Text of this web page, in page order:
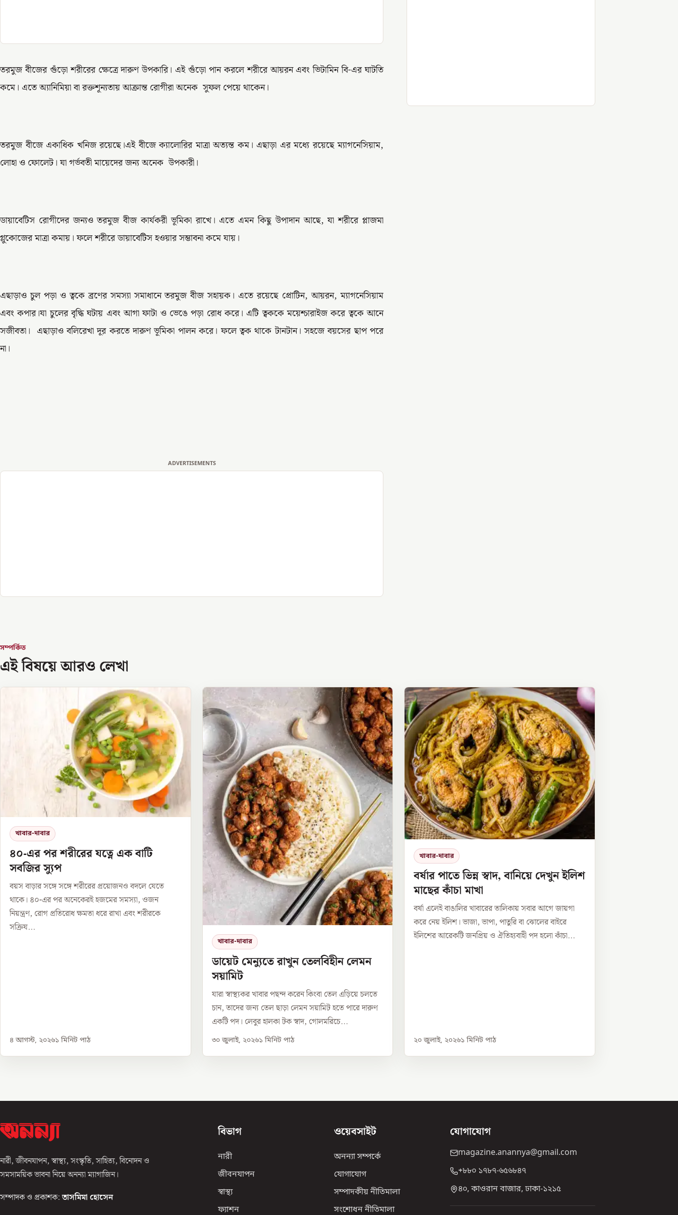
তরমুজ বীজের গুঁড়ো শরীরের ক্ষেত্রে দারুণ উপকারি। এই গুঁড়ো পান করলে শরীরে আয়রন এবং ভিটামিন বি-এর ঘাটতি
কমে। এতে অ্যানিমিয়া বা রক্তশূন্যতায় আক্রান্ত রোগীরা অনেক সুফল পেয়ে থাকেন।
তরমুজ বীজে একাধিক খনিজ রয়েছে।এই বীজে ক্যালোরির মাত্রা অত্যন্ত কম। এছাড়া এর মধ্যে রয়েছে ম্যাগনেসিয়াম,
লোহা ও ফোলেট। যা গর্ভবতী মায়েদের জন্য অনেক উপকারী।
ডায়াবেটিস রোগীদের জন্যও তরমুজ বীজ কার্যকরী ভূমিকা রাখে। এতে এমন কিছু উপাদান আছে, যা শরীরে প্লাজমা
গ্লুকোজের মাত্রা কমায়। ফলে শরীরে ডায়াবেটিস হওয়ার সম্ভাবনা কমে যায়।
এছাড়াও চুল পড়া ও ত্বকে ব্রণের সমস্যা সমাধানে তরমুজ বীজ সহায়ক। এতে রয়েছে প্রোটিন, আয়রন, ম্যাগনেসিয়াম
এবং কপার।যা চুলের বৃদ্ধি ঘটায় এবং আগা ফাটা ও ভেঙে পড়া রোধ করে। এটি ত্বককে ময়েশ্চারাইজ করে ত্বকে আনে
সজীবতা। এছাড়াও বলিরেখা দূর করতে দারুণ ভূমিকা পালন করে। ফলে ত্বক থাকে টানটান। সহজে বয়সের ছাপ পরে
না।
ADVERTISEMENTS
সম্পর্কিত
এই বিষয়ে আরও লেখা
খাবার-দাবার
৪০-এর পর শরীরের যত্নে এক বাটি
সবজির স্যুপ
বয়স বাড়ার সঙ্গে সঙ্গে শরীরের প্রয়োজনও বদলে যেতে
থাকে। ৪০-এর পর অনেকেরই হজমের সমস্যা, ওজন
নিয়ন্ত্রণ, রোগ প্রতিরোধ ক্ষমতা ধরে রাখা এবং শরীরকে
সক্রিয...
৪ আগস্ট, ২০২৬১ মিনিট পাঠ
খাবার-দাবার
ডায়েট মেন্যুতে রাখুন তেলবিহীন লেমন
সয়ামিট
যারা স্বাস্থ্যকর খাবার পছন্দ করেন কিংবা তেল এড়িয়ে চলতে
চান, তাদের জন্য তেল ছাড়া লেমন সয়ামিট হতে পারে দারুণ
একটি পদ। লেবুর হালকা টক স্বাদ, গোলমরিচে...
৩০ জুলাই, ২০২৬১ মিনিট পাঠ
খাবার-দাবার
বর্ষার পাতে ভিন্ন স্বাদ, বানিয়ে দেখুন ইলিশ
মাছের কাঁচা মাখা
বর্ষা এলেই বাঙালির খাবারের তালিকায় সবার আগে জায়গা
করে নেয় ইলিশ। ভাজা, ভাপা, পাতুরি বা ঝোলের বাইরে
ইলিশের আরেকটি জনপ্রিয় ও ঐতিহ্যবাহী পদ হলো কাঁচা...
২০ জুলাই, ২০২৬১ মিনিট পাঠ
নারী, জীবনযাপন, স্বাস্থ্য, সংস্কৃতি, সাহিত্য, বিনোদন ও
সমসাময়িক ভাবনা নিয়ে অনন্যা ম্যাগাজিন।
সম্পাদক ও প্রকাশক: তাসমিমা হোসেন
বিভাগ
নারী
জীবনযাপন
স্বাস্থ্য
ফ্যাশন
ওয়েবসাইট
অনন্যা সম্পর্কে
যোগাযোগ
সম্পাদকীয় নীতিমালা
সংশোধন নীতিমালা
যোগাযোগ
magazine.anannya@gmail.com
+৮৮০ ১৭৮৭-৬৫৬৮৪৭
৪০, কাওরান বাজার, ঢাকা-১২১৫